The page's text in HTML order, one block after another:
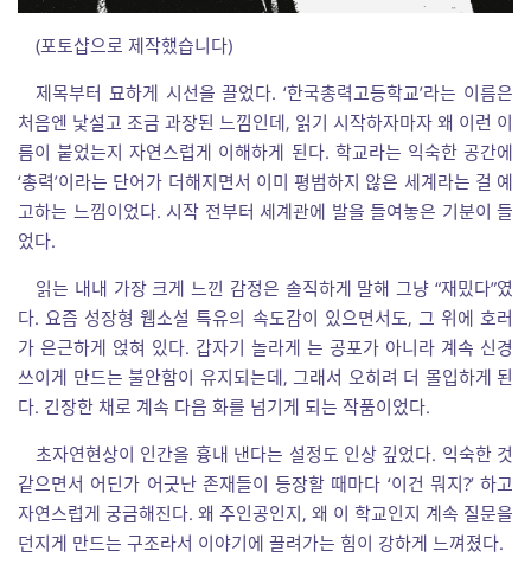
(포토샵으로 제작했습니다)
제목부터 묘하게 시선을 끌었다. ‘한국총력고등학교’라는 이름은
처음엔 낯설고 조금 과장된 느낌인데, 읽기 시작하자마자 왜 이런 이
름이 붙었는지 자연스럽게 이해하게 된다. 학교라는 익숙한 공간에
‘총력’이라는 단어가 더해지면서 이미 평범하지 않은 세계라는 걸 예
고하는 느낌이었다. 시작 전부터 세계관에 발을 들여놓은 기분이 들
었다.
읽는 내내 가장 크게 느낀 감정은 솔직하게 말해 그냥 “재밌다”였
다. 요즘 성장형 웹소설 특유의 속도감이 있으면서도, 그 위에 호러
가 은근하게 얹혀 있다. 갑자기 놀라게 는 공포가 아니라 계속 신경
쓰이게 만드는 불안함이 유지되는데, 그래서 오히려 더 몰입하게 된
다. 긴장한 채로 계속 다음 화를 넘기게 되는 작품이었다.
초자연현상이 인간을 흉내 낸다는 설정도 인상 깊었다. 익숙한 것
같으면서 어딘가 어긋난 존재들이 등장할 때마다 ‘이건 뭐지?’ 하고
자연스럽게 궁금해진다. 왜 주인공인지, 왜 이 학교인지 계속 질문을
던지게 만드는 구조라서 이야기에 끌려가는 힘이 강하게 느껴졌다.